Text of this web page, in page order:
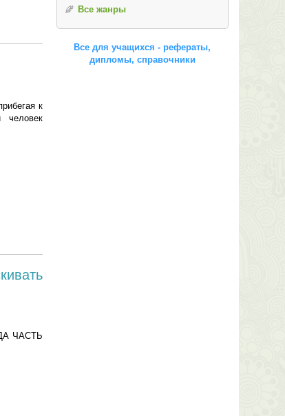
к
человек
ЧАСТЬ
Все жанры
Все для учащихся - рефераты,
дипломы, справочники